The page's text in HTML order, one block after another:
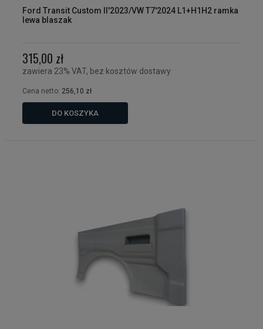
Ford Transit Custom II'2023/VW T7'2024 L1+H1H2 ramka
lewa blaszak
315,00 zł
zawiera 23% VAT, bez kosztów dostawy
Cena netto: 256,10 zł
DO KOSZYKA